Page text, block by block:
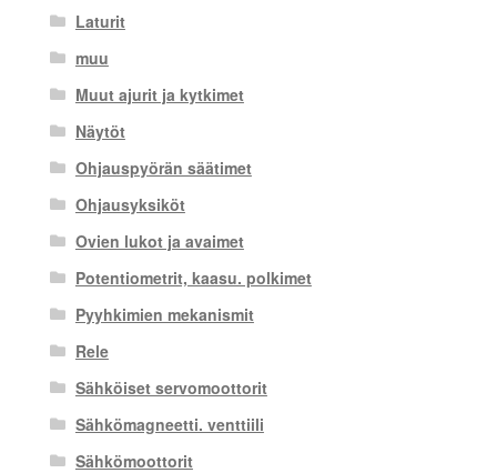
Laturit
muu
Muut ajurit ja kytkimet
Näytöt
Ohjauspyörän säätimet
Ohjausyksiköt
Ovien lukot ja avaimet
Potentiometrit, kaasu. polkimet
Pyyhkimien mekanismit
Rele
Sähköiset servomoottorit
Sähkömagneetti. venttiili
Sähkömoottorit